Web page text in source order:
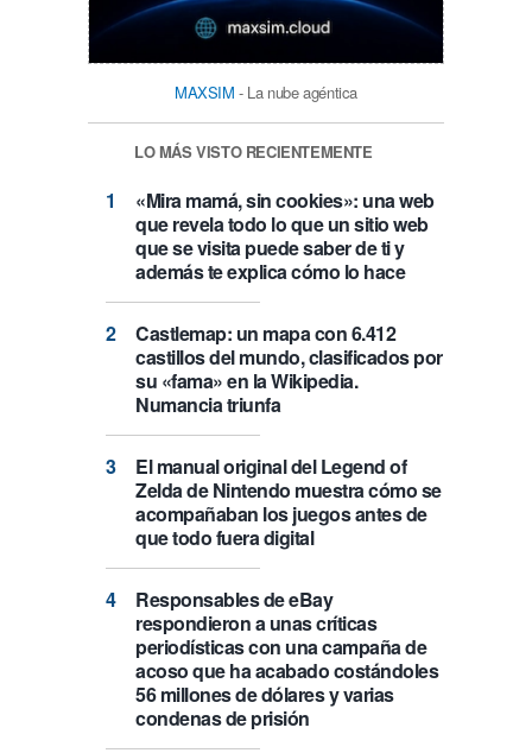
MAXSIM - La nube agéntica
LO MÁS VISTO RECIENTEMENTE
«Mira mamá, sin cookies»: una web
que revela todo lo que un sitio web
que se visita puede saber de ti y
además te explica cómo lo hace
Castlemap: un mapa con 6.412
castillos del mundo, clasificados por
su «fama» en la Wikipedia.
Numancia triunfa
El manual original del Legend of
Zelda de Nintendo muestra cómo se
acompañaban los juegos antes de
que todo fuera digital
Responsables de eBay
respondieron a unas críticas
periodísticas con una campaña de
acoso que ha acabado costándoles
56 millones de dólares y varias
condenas de prisión